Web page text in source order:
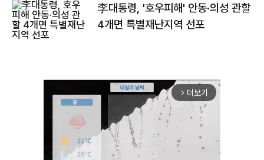
李대통령, '호우피해' 안동·의성 관할
4개면 특별재난지역 선포
arrow_forward_ios 더보기